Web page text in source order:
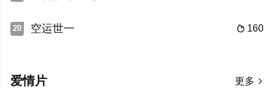
20  160
空运世一
更多 
爱情片